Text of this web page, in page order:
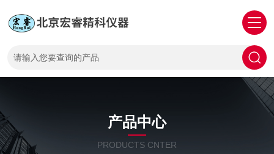
产品中心
PRODUCTS CNTER